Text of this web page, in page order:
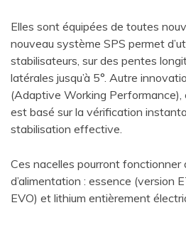
Elles sont équipées de toutes
nouveau système SPS permet
stabilisateurs, sur des pentes
latérales jusqu’à 5°. Autre
(Adaptive Working
est basé sur la vérification
stabilisation effective.
Ces nacelles pourront
d’alimentation : essence (version
EVO) et lithium entièrement